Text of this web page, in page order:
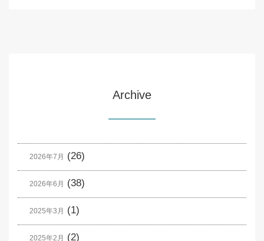
Archive
2026年7月 (26)
2026年6月 (38)
2025年3月 (1)
2025年2月 (2)